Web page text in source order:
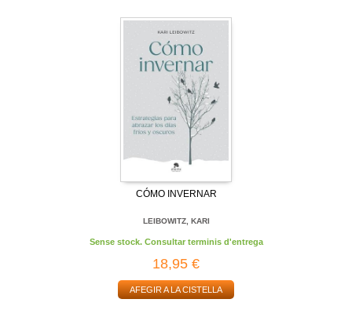
CÓMO INVERNAR
LEIBOWITZ, KARI
Sense stock. Consultar terminis d'entrega
18,95 €
AFEGIR A LA CISTELLA